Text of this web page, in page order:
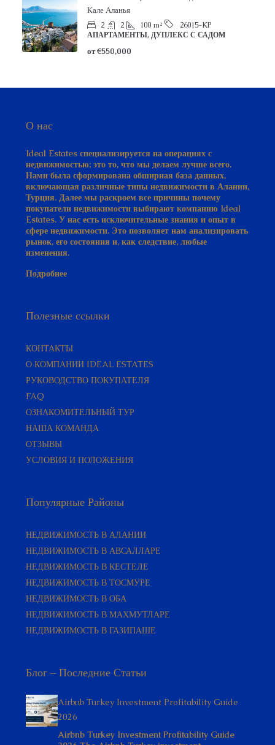
2 2
АПАРТАМЕНТЫ, ДУПЛЕКС С САДОМ
от€550,000
недвижимостью; это то, что мы делаем лучше всего.
Нами была сформирована обширная база данных,
включающая различные типы недвижимости в Алании,
Турция. Далее мы раскроем все причины почему
покупатели недвижимости выбирают компанию Ideal
Estates. У нас есть исключительные знания и опыт в
сфере недвижимости. Это позволяет нам анализировать
рынок, его состояния и, как следствие, любые
изменения.
Подробнее
О КОМПАНИИ IDEAL ESTATES
РУКОВОДСТВО ПОКУПАТЕЛЯ​
FAQ
ОЗНАКОМИТЕЛЬНЫЙ ТУР
НАША КОМАНДА
ОТЗЫВЫ
УСЛОВИЯ И ПОЛОЖЕНИЯ
НЕДВИЖИМОСТЬ В АВСАЛЛАРЕ
НЕДВИЖИМОСТЬ В КЕСТЕЛЕ
НЕДВИЖИМОСТЬ В ТОСМУРЕ
НЕДВИЖИМОСТЬ В ОБА
НЕДВИЖИМОСТЬ В МАХМУТЛАРЕ
НЕДВИЖИМОСТЬ В ГАЗИПАШЕ
2026
Airbnb Turkey Investment Profitability Guide
2026 The Airbnb Turkey investment…